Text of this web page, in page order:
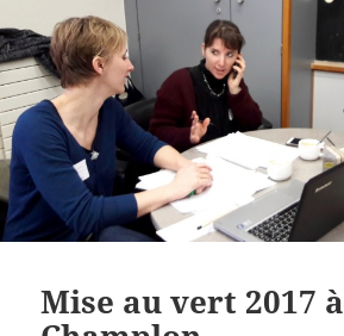
Mise au vert 2017 à